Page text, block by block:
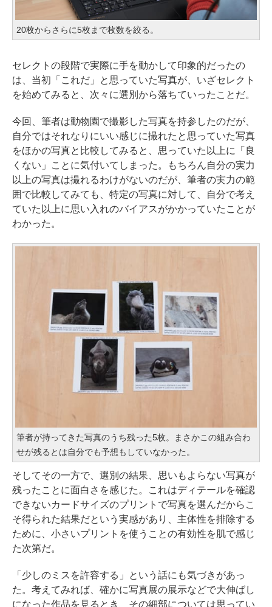
20枚からさらに5枚まで枚数を絞る。
セレクトの段階で実際に手を動かして印象的だったの
は、当初「これだ」と思っていた写真が、いざセレクト
を始めてみると、次々に選別から落ちていったことだ。
今回、筆者は動物園で撮影した写真を持参したのだが、
自分ではそれなりにいい感じに撮れたと思っていた写真
をほかの写真と比較してみると、思っていた以上に「良
くない」ことに気付いてしまった。もちろん自分の実力
以上の写真は撮れるわけがないのだが、筆者の実力の範
囲で比較してみても、特定の写真に対して、自分で考え
ていた以上に思い入れのバイアスがかかっていたことが
わかった。
筆者が持ってきた写真のうち残った5枚。まさかこの組み合わ
せが残るとは自分でも予想もしていなかった。
そしてその一方で、選別の結果、思いもよらない写真が
残ったことに面白さを感じた。これはディテールを確認
できないカードサイズのプリントで写真を選んだからこ
そ得られた結果だという実感があり、主体性を排除する
ために、小さいプリントを使うことの有効性を肌で感じ
た次第だ。
「少しのミスを許容する」という話にも気づきがあっ
た。考えてみれば、確かに写真展の展示などで大伸ばし
になった作品を見るとき、その細部については思ってい